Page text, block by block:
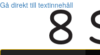
Gå direkt till textinnehåll